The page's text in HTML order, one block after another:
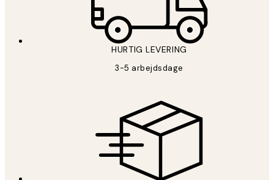
HURTIG LEVERING
3-5 arbejdsdage